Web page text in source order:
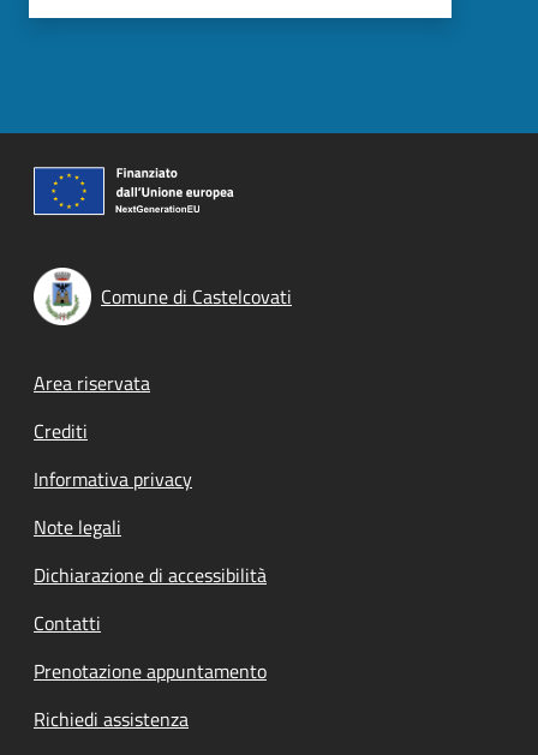
Comune di Castelcovati
Footer menu
Area riservata
Crediti
Informativa privacy
Note legali
Dichiarazione di accessibilità
Contatti
Prenotazione appuntamento
Richiedi assistenza